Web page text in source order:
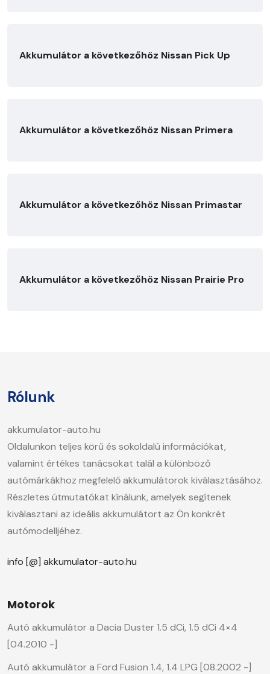
Akkumulátor a következőhöz Nissan Pick Up
Akkumulátor a következőhöz Nissan Primera
Akkumulátor a következőhöz Nissan Primastar
Akkumulátor a következőhöz Nissan Prairie Pro
Rólunk
akkumulator-auto.hu
Oldalunkon teljes körű és sokoldalú információkat,
valamint értékes tanácsokat talál a különböző
autómárkákhoz megfelelő akkumulátorok kiválasztásához.
Részletes útmutatókat kínálunk, amelyek segítenek
kiválasztani az ideális akkumulátort az Ön konkrét
autómodelljéhez.
info [@] akkumulator-auto.hu
Motorok
Autó akkumulátor a Dacia Duster 1.5 dCi, 1.5 dCi 4×4
[04.2010 -]
Autó akkumulátor a Ford Fusion 1.4, 1.4 LPG [08.2002 -]